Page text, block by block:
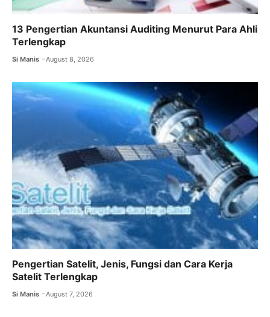
13 Pengertian Akuntansi Auditing Menurut Para Ahli
Terlengkap
Si Manis August 8, 2026
Pengertian Satelit, Jenis, Fungsi dan Cara Kerja
Satelit Terlengkap
Si Manis August 7, 2026